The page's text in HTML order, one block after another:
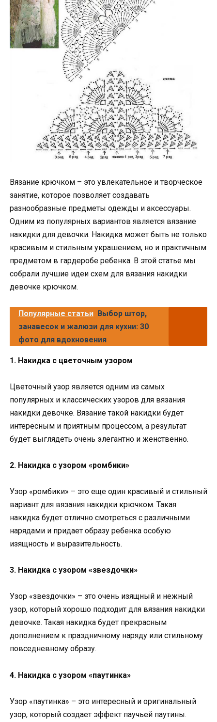
Вязание крючком – это увлекательное и творческое
занятие, которое позволяет создавать
разнообразные предметы одежды и аксессуары.
Одним из популярных вариантов является вязание
накидки для девочки. Накидка может быть не только
красивым и стильным украшением, но и практичным
предметом в гардеробе ребенка. В этой статье мы
собрали лучшие идеи схем для вязания накидки
девочке крючком.
Популярные статьи Выбор штор,
занавесок и жалюзи для кухни: 30
фото для вдохновения
1. Накидка с цветочным узором
Цветочный узор является одним из самых
популярных и классических узоров для вязания
накидки девочке. Вязание такой накидки будет
интересным и приятным процессом, а результат
будет выглядеть очень элегантно и женственно.
2. Накидка с узором «ромбики»
Узор «ромбики» – это еще один красивый и стильный
вариант для вязания накидки крючком. Такая
накидка будет отлично смотреться с различными
нарядами и придает образу ребенка особую
изящность и выразительность.
3. Накидка с узором «звездочки»
Узор «звездочки» – это очень изящный и нежный
узор, который хорошо подходит для вязания накидки
девочке. Такая накидка будет прекрасным
дополнением к праздничному наряду или стильному
повседневному образу.
4. Накидка с узором «паутинка»
Узор «паутинка» – это интересный и оригинальный
узор, который создает эффект паучьей паутины.